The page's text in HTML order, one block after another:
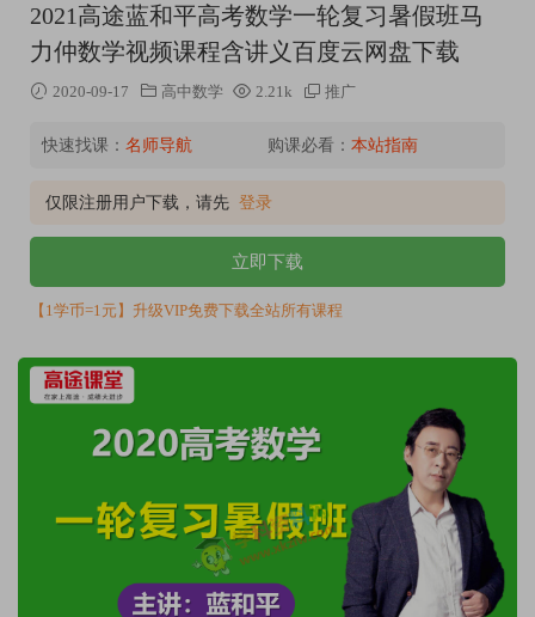
2021高途蓝和平高考数学一轮复习暑假班马
力仲数学视频课程含讲义百度云网盘下载
2020-09-17 高中数学 2.21k 推广
快速找课： 名师导航 购课必看： 本站指南
仅限注册用户下载，请先 登录
立即下载
【1学币=1元】升级VIP免费下载全站所有课程